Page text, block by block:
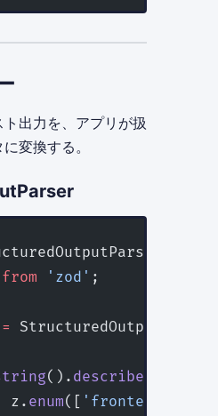
出力を、アプリが扱
変換する。
}
from 'zod' ;
=
(). describe
z.
enum([ 'frontend'